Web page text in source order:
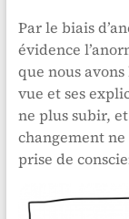
Par le biais
évidence
que nous
vue et ses
ne plus subir,
changement
prise de